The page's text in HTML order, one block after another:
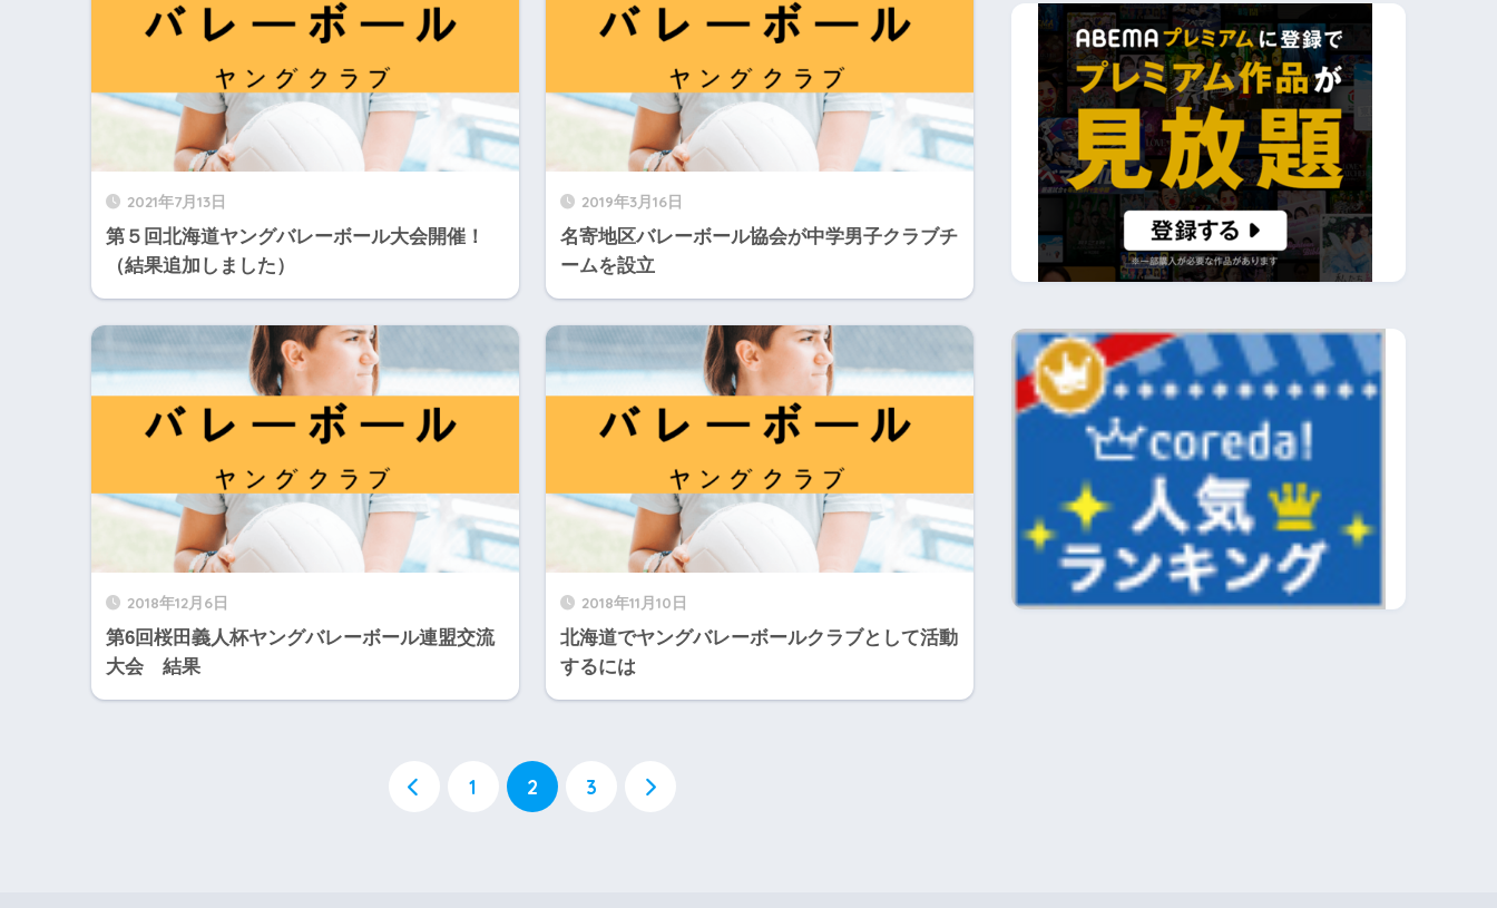
2021年7月13日
第５回北海道ヤングバレーボール大会開催！
（結果追加しました）
2019年3月16日
名寄地区バレーボール協会が中学男子クラブチ
ームを設立
2018年12月6日
第6回桜田義人杯ヤングバレーボール連盟交流
大会 結果
2018年11月10日
北海道でヤングバレーボールクラブとして活動
するには
1 2 3